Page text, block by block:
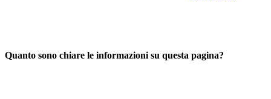
Quanto sono chiare le informazioni su questa pagina?